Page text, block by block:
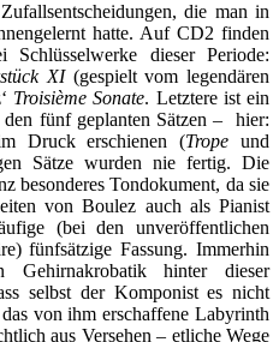
die man in
hatte. Auf CD2 finden
dieser Periode:
XI (gespielt vom legendären
Troisième Sonate. Letztere ist ein
den fünf geplanten Sätzen – hier:
Druck erschienen (Tropeund
Sätze wurden nie fertig. Die
besonderes Tondokument, da sie
von Boulez auch als Pianist
(bei den unveröffentlichen
fünfsätzige Fassung. Immerhin
hinter dieser
selbst der Komponist es nicht
von ihm erschaffene Labyrinth
aus Versehen – etliche Wege